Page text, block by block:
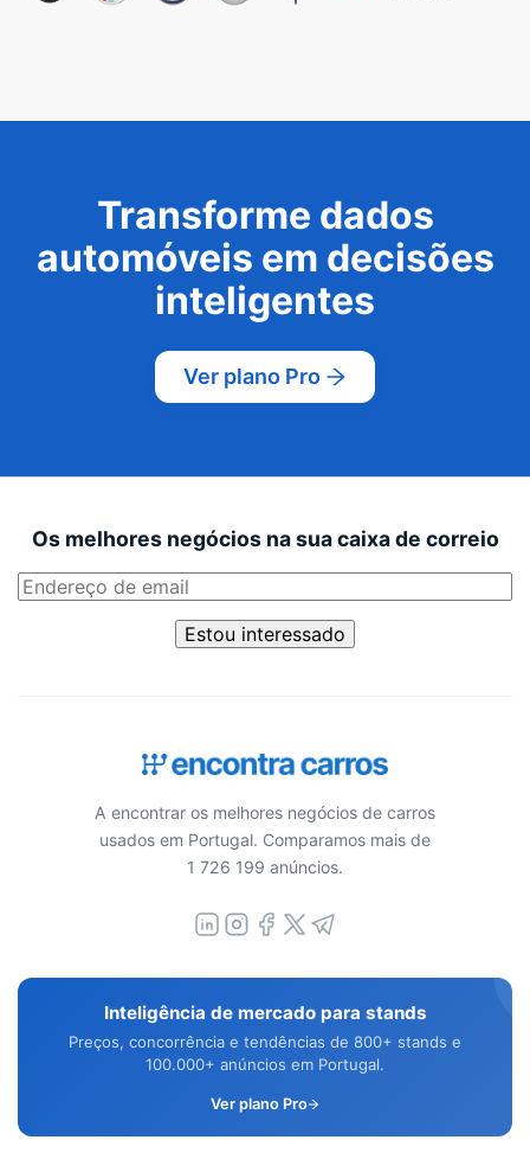
Transforme dados
automóveis em decisões
inteligentes
Ver plano Pro
Os melhores negócios na sua caixa de correio
Estou interessado
A encontrar os melhores negócios de carros
usados em Portugal. Comparamos mais de
1 726 199 anúncios.
Inteligência de mercado para stands
Preços, concorrência e tendências de 800+ stands e
100.000+ anúncios em Portugal.
Ver plano Pro